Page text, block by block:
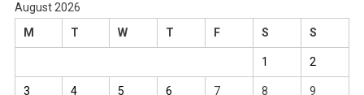
August 2026
M
T W T F S S
1 2
3 4 5 6 7 8 9